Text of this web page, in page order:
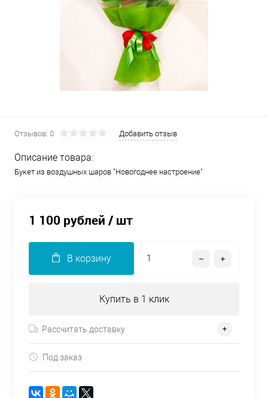
Отзывов: 0 Добавить отзыв
Описание товара:
Букет из воздушных шаров "Новогоднее настроение"
1 100 рублей / шт
В корзину
Купить в 1 клик
Рассчитать доставку
Под заказ